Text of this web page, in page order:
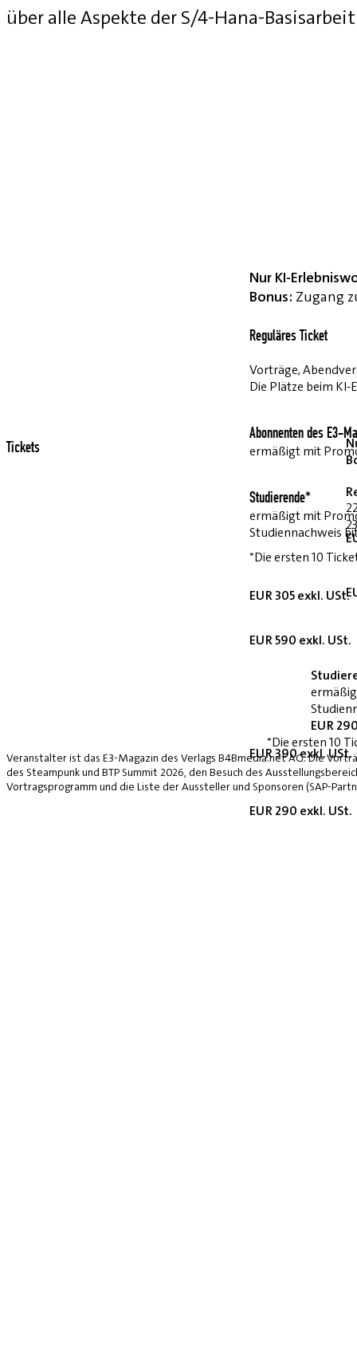
über alle Aspekte der S/4-Hana-
Nur KI-
Bonus: Zugang
Reguläres Ticket
Vorträge,
Die Plätze beim
Abonnenten des E3-
ermäßigt mit
Studierende*
ermäßigt mit
Studiennachweis
*Die ersten 10
EUR 305 exkl. USt.
EUR 590 exkl. USt.
EUR 390 exkl. USt.
EUR 290 exkl. USt.
Tickets
EUR
*Die ersten 10
Veranstalter ist das E3-Magazin des Verlags B4Bmedia.net AG. Die
des Steampunk und BTP Summit 2026, den Besuch des
Vortragsprogramm und die Liste der Aussteller und Sponsoren (SAP-